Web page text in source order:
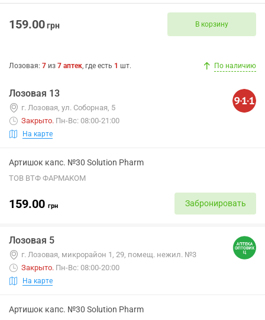
159.00грн В корзину
Лозовая: 7 из 7 аптек, где есть 1 шт. По наличию
Лозовая 13
г. Лозовая, ул. Соборная, 5
Закрыто. Пн-Вс: 08:00-21:00
На карте
Артишок капс. №30 Solution Pharm
ТОВ ВТФ ФАРМАКОМ
159.00 грн Забронировать
Лозовая 5
г. Лозовая, микрорайон 1, 29, помещ. нежил. №3
Закрыто. Пн-Вс: 08:00-20:00
На карте
Артишок капс. №30 Solution Pharm